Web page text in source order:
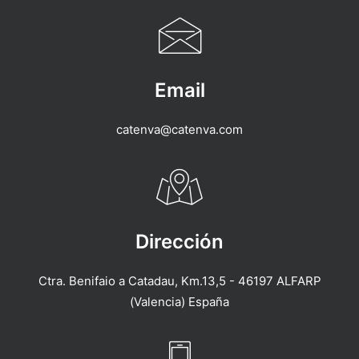
Email
catenva@catenva.com
Dirección
Ctra. Benifaio a Catadau, Km.13,5 - 46197 ALFARP
(Valencia) España